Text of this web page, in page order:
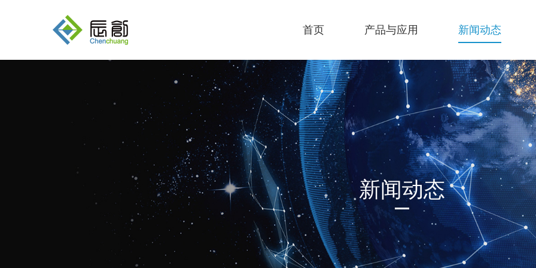
首页 产品与应用 新闻动态
新闻动态